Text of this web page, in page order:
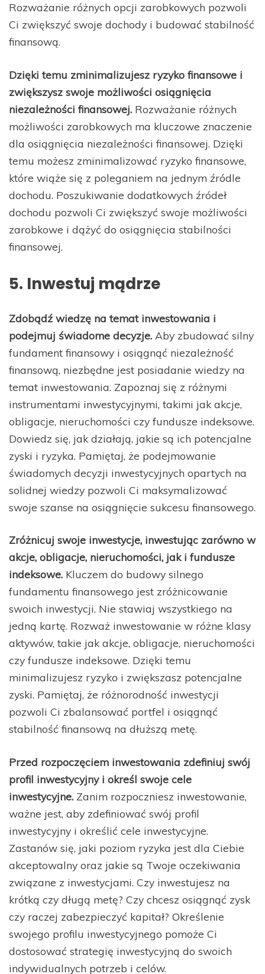
Rozważanie różnych opcji zarobkowych pozwoli
Ci zwiększyć swoje dochody i budować stabilność
finansową.
Dzięki temu zminimalizujesz ryzyko finansowe i
zwiększysz swoje możliwości osiągnięcia
niezależności finansowej. Rozważanie różnych
możliwości zarobkowych ma kluczowe znaczenie
dla osiągnięcia niezależności finansowej. Dzięki
temu możesz zminimalizować ryzyko finansowe,
które wiąże się z poleganiem na jednym źródle
dochodu. Poszukiwanie dodatkowych źródeł
dochodu pozwoli Ci zwiększyć swoje możliwości
zarobkowe i dążyć do osiągnięcia stabilności
finansowej.
5. Inwestuj mądrze
Zdobądź wiedzę na temat inwestowania i
podejmuj świadome decyzje. Aby zbudować silny
fundament finansowy i osiągnąć niezależność
finansową, niezbędne jest posiadanie wiedzy na
temat inwestowania. Zapoznaj się z różnymi
instrumentami inwestycyjnymi, takimi jak akcje,
obligacje, nieruchomości czy fundusze indeksowe.
Dowiedz się, jak działają, jakie są ich potencjalne
zyski i ryzyka. Pamiętaj, że podejmowanie
świadomych decyzji inwestycyjnych opartych na
solidnej wiedzy pozwoli Ci maksymalizować
swoje szanse na osiągnięcie sukcesu finansowego.
Zróżnicuj swoje inwestycje, inwestując zarówno w
akcje, obligacje, nieruchomości, jak i fundusze
indeksowe. Kluczem do budowy silnego
fundamentu finansowego jest zróżnicowanie
swoich inwestycji. Nie stawiaj wszystkiego na
jedną kartę. Rozważ inwestowanie w różne klasy
aktywów, takie jak akcje, obligacje, nieruchomości
czy fundusze indeksowe. Dzięki temu
minimalizujesz ryzyko i zwiększasz potencjalne
zyski. Pamiętaj, że różnorodność inwestycji
pozwoli Ci zbalansować portfel i osiągnąć
stabilność finansową na dłuższą metę.
Przed rozpoczęciem inwestowania zdefiniuj swój
profil inwestycyjny i określ swoje cele
inwestycyjne. Zanim rozpoczniesz inwestowanie,
ważne jest, aby zdefiniować swój profil
inwestycyjny i określić cele inwestycyjne.
Zastanów się, jaki poziom ryzyka jest dla Ciebie
akceptowalny oraz jakie są Twoje oczekiwania
związane z inwestycjami. Czy inwestujesz na
krótką czy długą metę? Czy chcesz osiągnąć zysk
czy raczej zabezpieczyć kapitał? Określenie
swojego profilu inwestycyjnego pomoże Ci
dostosować strategię inwestycyjną do swoich
indywidualnych potrzeb i celów.